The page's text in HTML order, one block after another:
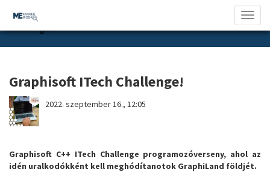
Challenge!
Graphisoft ITech Challenge!
2022. szeptember 16., 12:05
Graphisoft C++ ITech Challenge programozóverseny, ahol az
idén uralkodókként kell meghódítanotok GraphiLand földjét.